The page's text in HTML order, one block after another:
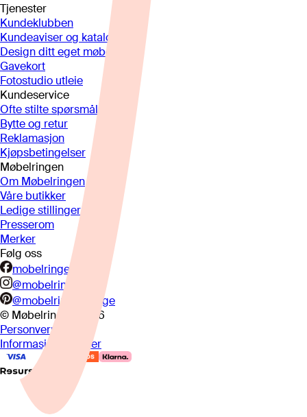
Tjenester
Kundeklubben
Kundeaviser og kataloger
Design ditt eget møbel
Gavekort
Fotostudio utleie
Kundeservice
Ofte stilte spørsmål
Bytte og retur
Reklamasjon
Kjøpsbetingelser
Møbelringen
Om Møbelringen
Våre butikker
Ledige stillinger
Presserom
Merker
Følg oss
mobelringen.no
@mobelringen
@mobelringennorge
© Møbelringen
2026
Personvern
Informasjonskapsler